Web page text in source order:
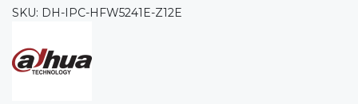
SKU: DH-IPC-HFW5241E-Z12E